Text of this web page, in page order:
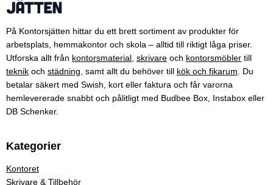
På Kontorsjätten hittar du ett brett sortiment av produkter för
arbetsplats, hemmakontor och skola – alltid till riktigt låga priser.
Utforska allt från kontorsmaterial skrivare och kontorsmöbler till
teknik och städning , samt allt du behöver till kök och fikarum . Du
betalar säkert med Swish, kort eller faktura och får varorna
hemlevererade snabbt och pålitligt med Budbee Box, Instabox eller
DB Schenker.
Kategorier
Kontoret
Skrivare & Tillbehör